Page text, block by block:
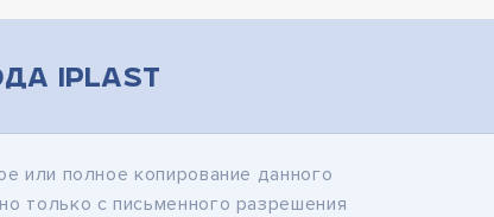
iPlast
или полное копирование данного
только с письменного разрешения